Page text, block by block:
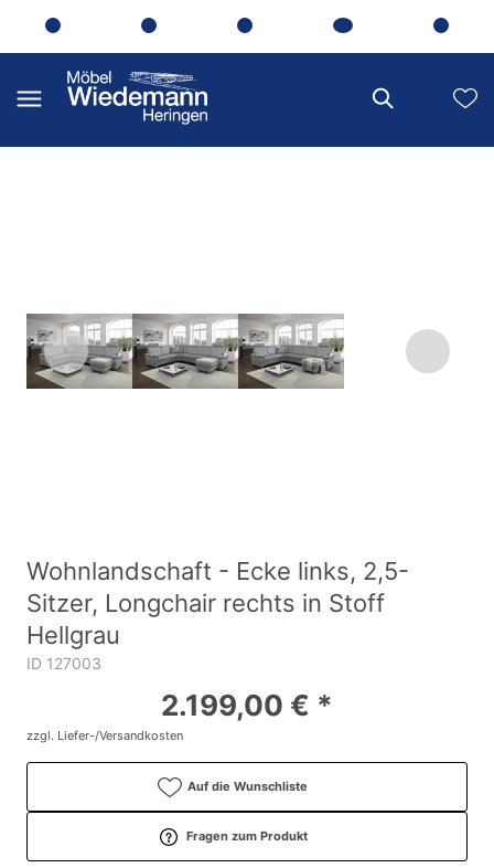
Wohnlandschaft - Ecke links, 2,5-
Sitzer, Longchair rechts in Stoff
Hellgrau
ID 127003
2.199,00 € *
zzgl. Liefer-/Versandkosten
Auf die Wunschliste
Fragen zum Produkt